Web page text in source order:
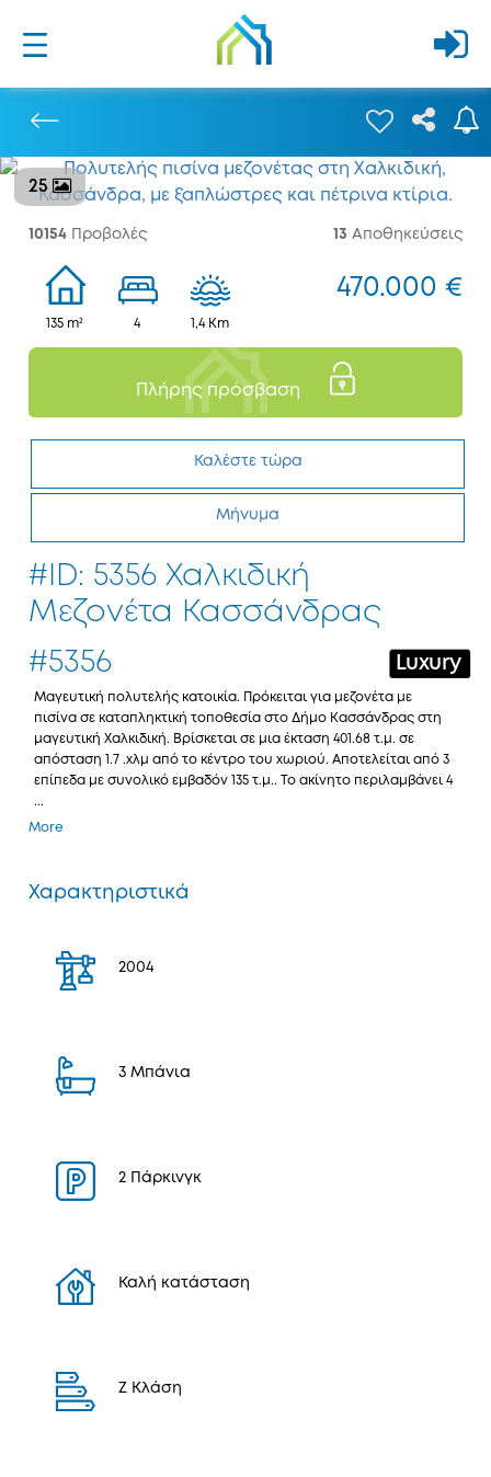
25
10154 Προβολές 13 Αποθηκεύσεις
135 m² 4 1,4 Km
470.000 €
Πλήρης πρόσβαση
Καλέστε τώρα
Μήνυμα
#ID: 5356 Χαλκιδική
Μεζονέτα Κασσάνδρας
#5356
Luxury
Μαγευτική πολυτελής κατοικία. Πρόκειται για μεζονέτα με
πισίνα σε καταπληκτική τοποθεσία στο Δήμο Κασσάνδρας στη
μαγευτική Χαλκιδική. Βρίσκεται σε μια έκταση 401.68 τ.μ. σε
απόσταση 1.7 .χλμ από το κέντρο του χωριού. Αποτελείται από 3
επίπεδα με συνολικό εμβαδόν 135 τ.μ.. Το ακίνητο περιλαμβάνει 4
...
More
Χαρακτηριστικά
2004
3 Μπάνια
2 Πάρκινγκ
Καλή κατάσταση
Z Κλάση